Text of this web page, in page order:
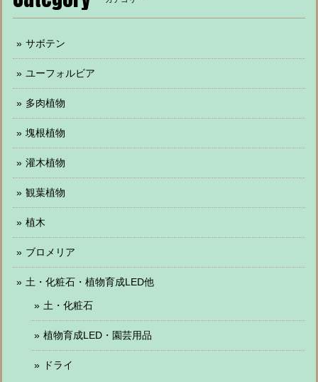
サボテン
ユーフォルビア
多肉植物
塊根植物
灌木植物
観葉植物
植木
ブロメリア
土・化粧石・植物育成LED他
土・化粧石
植物育成LED・園芸用品
ドライ